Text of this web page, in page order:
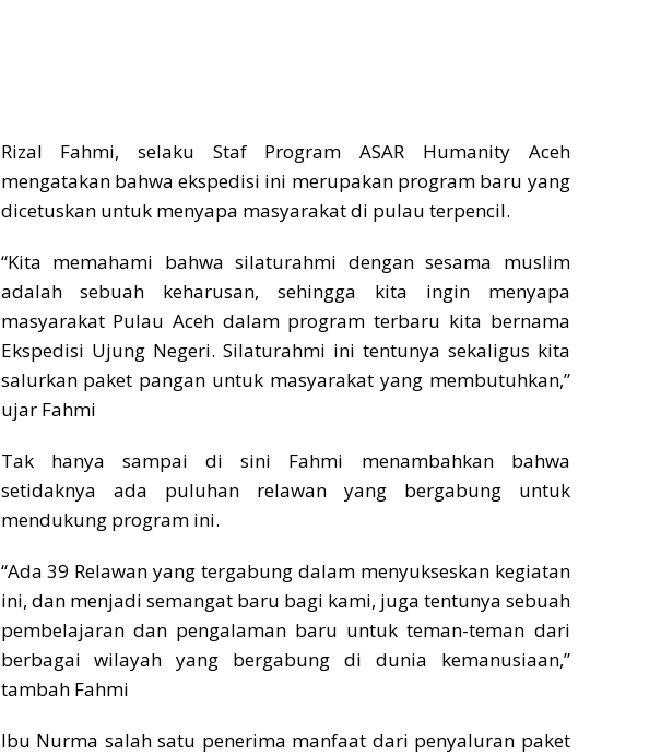
Rizal Fahmi, selaku Staf Program ASAR Humanity Aceh
mengatakan bahwa ekspedisi ini merupakan program baru yang
dicetuskan untuk menyapa masyarakat di pulau terpencil.
“Kita memahami bahwa silaturahmi dengan sesama muslim
adalah sebuah keharusan, sehingga kita ingin menyapa
masyarakat Pulau Aceh dalam program terbaru kita bernama
Ekspedisi Ujung Negeri. Silaturahmi ini tentunya sekaligus kita
salurkan paket pangan untuk masyarakat yang membutuhkan,”
ujar Fahmi
Tak hanya sampai di sini Fahmi menambahkan bahwa
setidaknya ada puluhan relawan yang bergabung untuk
mendukung program ini.
“Ada 39 Relawan yang tergabung dalam menyukseskan kegiatan
ini, dan menjadi semangat baru bagi kami, juga tentunya sebuah
pembelajaran dan pengalaman baru untuk teman-teman dari
berbagai wilayah yang bergabung di dunia kemanusiaan,”
tambah Fahmi
Ibu Nurma salah satu penerima manfaat dari penyaluran paket